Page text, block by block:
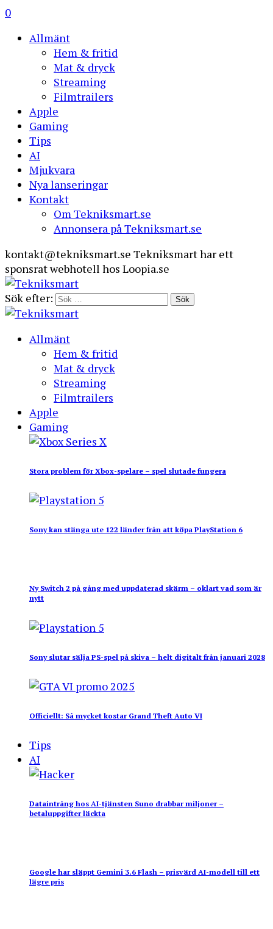
0
Allmänt
Hem & fritid
Mat & dryck
Streaming
Filmtrailers
Apple
Gaming
Tips
AI
Mjukvara
Nya lanseringar
Kontakt
Om Tekniksmart.se
Annonsera på Tekniksmart.se
kontakt@tekniksmart.se Tekniksmart har ett
sponsrat webhotell hos Loopia.se
Sök efter:
Allmänt
Hem & fritid
Mat & dryck
Streaming
Filmtrailers
Apple
Gaming
Stora problem för Xbox-spelare – spel slutade fungera
Sony kan stänga ute 122 länder från att köpa PlayStation 6
Ny Switch 2 på gång med uppdaterad skärm – oklart vad som är
nytt
Sony slutar sälja PS-spel på skiva – helt digitalt från januari 2028
Officiellt: Så mycket kostar Grand Theft Auto VI
Tips
AI
Dataintrång hos AI-tjänsten Suno drabbar miljoner –
betaluppgifter läckta
Google har släppt Gemini 3.6 Flash – prisvärd AI-modell till ett
lägre pris